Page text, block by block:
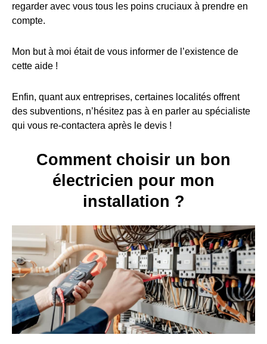
regarder avec vous tous les poins cruciaux à prendre en
compte.
Mon but à moi était de vous informer de l’existence de
cette aide !
Enfin, quant aux entreprises, certaines localités offrent
des subventions, n’hésitez pas à en parler au spécialiste
qui vous re-contactera après le devis !
Comment choisir un bon
électricien pour mon
installation ?